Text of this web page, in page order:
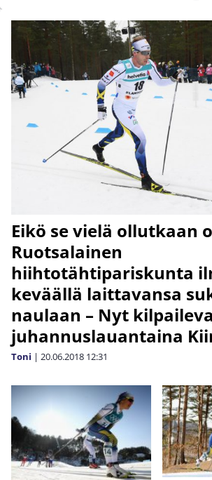
Eikö se vielä ollutkaan
Ruotsalainen
hiihtotähtipariskunta
keväällä laittavansa
naulaan – Nyt
juhannuslauantaina
Toni | 20.06.2018 12:31